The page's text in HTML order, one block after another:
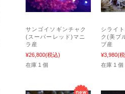
サンゴイソギンチャク
(スーパーレッド)マニ
ラ産
¥26,800(税込)
在庫 1 個
シライ
ク(美ブ
ブ産
¥3,980(
在庫 1 個